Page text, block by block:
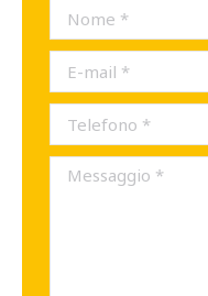
Nome *
E-mail *
Telefono *
Messaggio *